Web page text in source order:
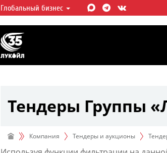
ЛУКОЙЛ СЕГОДНЯ
ЛУКОЙЛ — одна из крупнейших
интегрированных нефтегазовых компаний
мире, на долю которой приходится более
мировой добычи нефти и около 1%
Глобальный бизнес
Тендеры Группы
Компания Тендеры и аукционы